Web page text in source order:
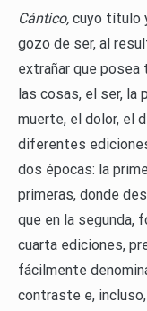
Cántico, cuyo título
gozo de ser, al
extrañar que posea
las cosas, el ser, la
muerte, el dolor, el
diferentes
dos épocas: la
primeras, donde
que en la segunda,
cuarta ediciones,
fácilmente
contraste e,